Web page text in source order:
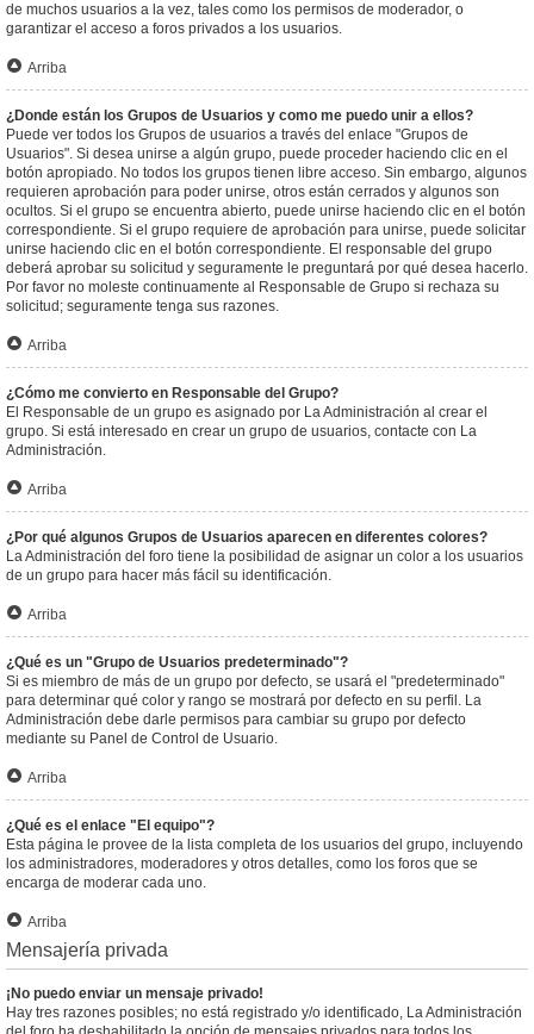
de muchos usuarios a la vez, tales como los permisos de moderador, o
garantizar el acceso a foros privados a los usuarios.
Arriba
¿Donde están los Grupos de Usuarios y como me puedo unir a ellos?
Puede ver todos los Grupos de usuarios a través del enlace "Grupos de
Usuarios". Si desea unirse a algún grupo, puede proceder haciendo clic en el
botón apropiado. No todos los grupos tienen libre acceso. Sin embargo, algunos
requieren aprobación para poder unirse, otros están cerrados y algunos son
ocultos. Si el grupo se encuentra abierto, puede unirse haciendo clic en el botón
correspondiente. Si el grupo requiere de aprobación para unirse, puede solicitar
unirse haciendo clic en el botón correspondiente. El responsable del grupo
deberá aprobar su solicitud y seguramente le preguntará por qué desea hacerlo.
Por favor no moleste continuamente al Responsable de Grupo si rechaza su
solicitud; seguramente tenga sus razones.
Arriba
¿Cómo me convierto en Responsable del Grupo?
El Responsable de un grupo es asignado por La Administración al crear el
grupo. Si está interesado en crear un grupo de usuarios, contacte con La
Administración.
Arriba
¿Por qué algunos Grupos de Usuarios aparecen en diferentes colores?
La Administración del foro tiene la posibilidad de asignar un color a los usuarios
de un grupo para hacer más fácil su identificación.
Arriba
¿Qué es un "Grupo de Usuarios predeterminado"?
Si es miembro de más de un grupo por defecto, se usará el "predeterminado"
para determinar qué color y rango se mostrará por defecto en su perfil. La
Administración debe darle permisos para cambiar su grupo por defecto
mediante su Panel de Control de Usuario.
Arriba
¿Qué es el enlace "El equipo"?
Esta página le provee de la lista completa de los usuarios del grupo, incluyendo
los administradores, moderadores y otros detalles, como los foros que se
encarga de moderar cada uno.
Arriba
Mensajería privada
¡No puedo enviar un mensaje privado!
Hay tres razones posibles; no está registrado y/o identificado, La Administración